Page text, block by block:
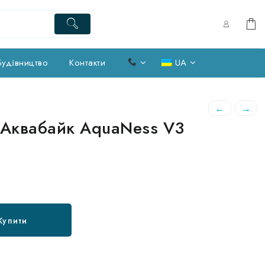
Контакти UA
← →
AquaNess V3